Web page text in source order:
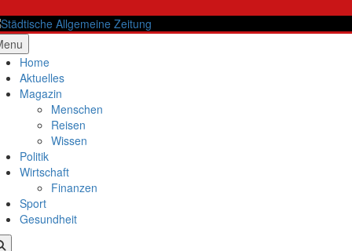
to
content Allgemeine Zeitung
Home
Aktuelles
Magazin
Menschen
Reisen
Wissen
Politik
Wirtschaft
Finanzen
Sport
Gesundheit